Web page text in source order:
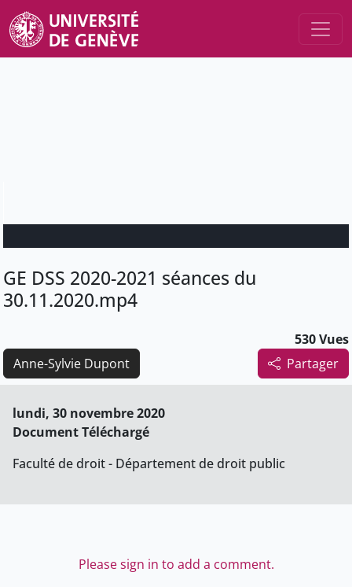
GE DSS 2020-2021 séances du
30.11.2020.mp4
530 Vues
Partager
Anne-Sylvie Dupont
lundi, 30 novembre 2020
Document Téléchargé
Faculté de droit - Département de droit public
Please sign in to add a comment.